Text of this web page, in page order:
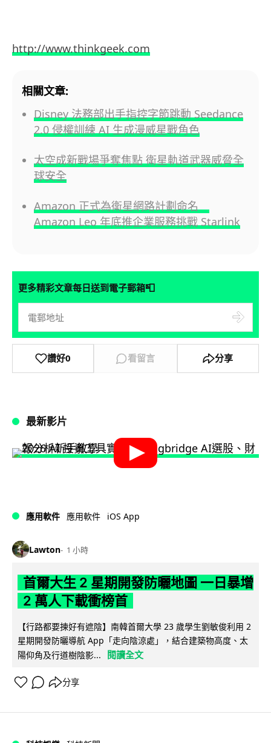
http://www.thinkgeek.com
相關文章:
Disney 法務部出手指控字節跳動 Seedance
2.0 侵權訓練 AI 生成漫威星戰角色
太空成新戰場爭奪焦點 衛星軌道武器威脅全
球安全
Amazon 正式為衛星網路計劃命名
Amazon Leo 年底推企業服務挑戰 Starlink
更多精彩文章每日送到電子郵箱📮
讚好0 看留言 分享
最新影片
應用軟件 應用軟件 iOS App
Lawton 1 小時
首爾大生 2 星期開發防曬地圖 一日暴增
2 萬人下載衝榜首
【行路都要揀好有遮陰】南韓首爾大學 23 歲學生劉敏俊利用 2
星期開發防曬導航 App「走向陰涼處」，結合建築物高度、太
陽仰角及行道樹陰影...
閱讀全文
分享